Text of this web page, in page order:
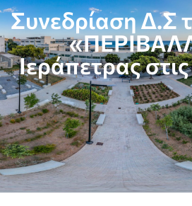
Συνεδρίαση Δ.Σ
Ιεράπετρας